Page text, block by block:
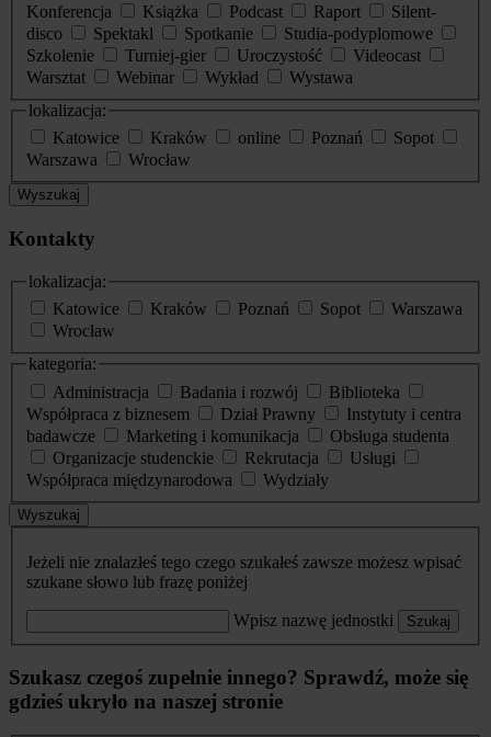
Konferencja
Książka Podcast Raport
Silent-
disco
Spektakl Spotkanie
Studia-podyplomowe
Szkolenie
Turniej-gier Uroczystość
Videocast
Warsztat
Webinar Wykład
Wystawa
lokalizacja:
Katowice
Kraków online Poznań
Sopot
Warszawa
Wrocław
Wyszukaj
Kontakty
lokalizacja:
Katowice
Kraków Poznań Sopot
Warszawa
Wrocław
kategoria:
Administracja
Badania i rozwój
Biblioteka
Współpraca z biznesem
Dział Prawny
Instytuty i centra
badawcze
Marketing i komunikacja
Obsługa studenta
Organizacje studenckie
Rekrutacja
Usługi
Współpraca międzynarodowa
Wydziały
Wyszukaj
Jeżeli nie znalazłeś tego czego szukałeś zawsze możesz wpisać
szukane słowo lub frazę poniżej
Wpisz nazwę jednostki Szukaj
Szukasz czegoś zupełnie innego? Sprawdź, może się
gdzieś ukryło na naszej stronie